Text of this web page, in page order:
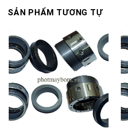
SẢN PHẨM TƯƠNG TỰ